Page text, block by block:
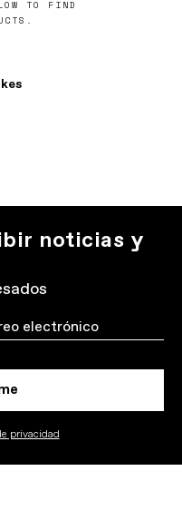
TO FIND
noticias y
privacidad